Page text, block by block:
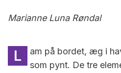
Marianne Luna Røndal
L
am på bordet, æg i
som pynt. De tre